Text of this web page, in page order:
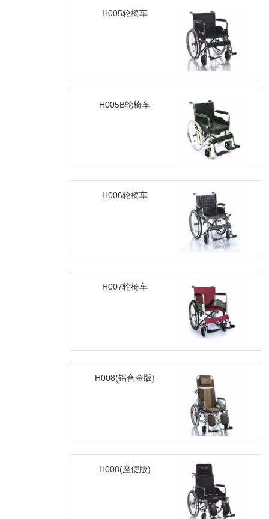
H005轮椅车
H005B轮椅车
H006轮椅车
H007轮椅车
H008(铝合金版)
H008(座便版)